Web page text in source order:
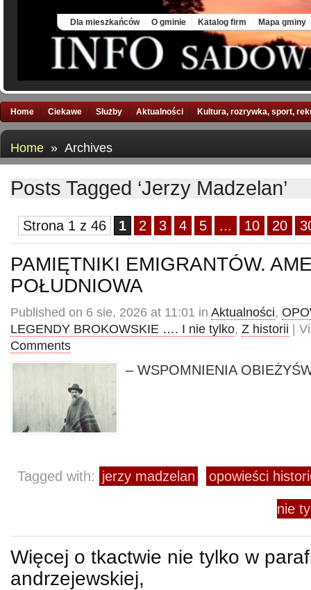
Dla mieszkańców O gminie Katalog firm Mapa gminy
Home Ciekawe Służby Aktualności Kultura, rozrywka, sport,
Home » Archives
Posts Tagged ‘Jerzy Madzelan’
Strona 1 z 46 1 2 3 4 5 ... 10 20
PAMIĘTNIKI EMIGRANTÓW.
POŁUDNIOWA
Published on 6 sie, 2026 at 11:01 in Aktualności,
LEGENDY BROKOWSKIE …. I nie tylko, Z historii |
Comments
– WSPOMNIENIA
Tagged with: jerzy madzelan opowieści
nie
Więcej o tkactwie nie tylko w
andrzejewskiej,